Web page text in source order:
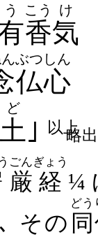
う
香
こう
気
け
仏
ぶつ
心
しん
土
ど
｣ 以上略出
厳
ごん
経
ぎょう
¼
､ その
どう